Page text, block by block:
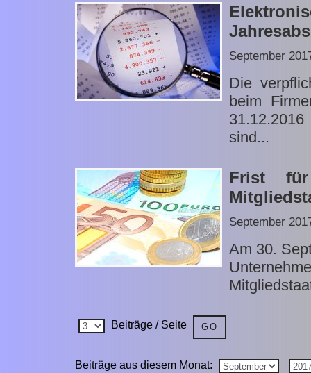
September
Die
beim
sind...
Frist für
September
Am 30.
Beiträge / Seite
Beiträge aus diesem Monat: